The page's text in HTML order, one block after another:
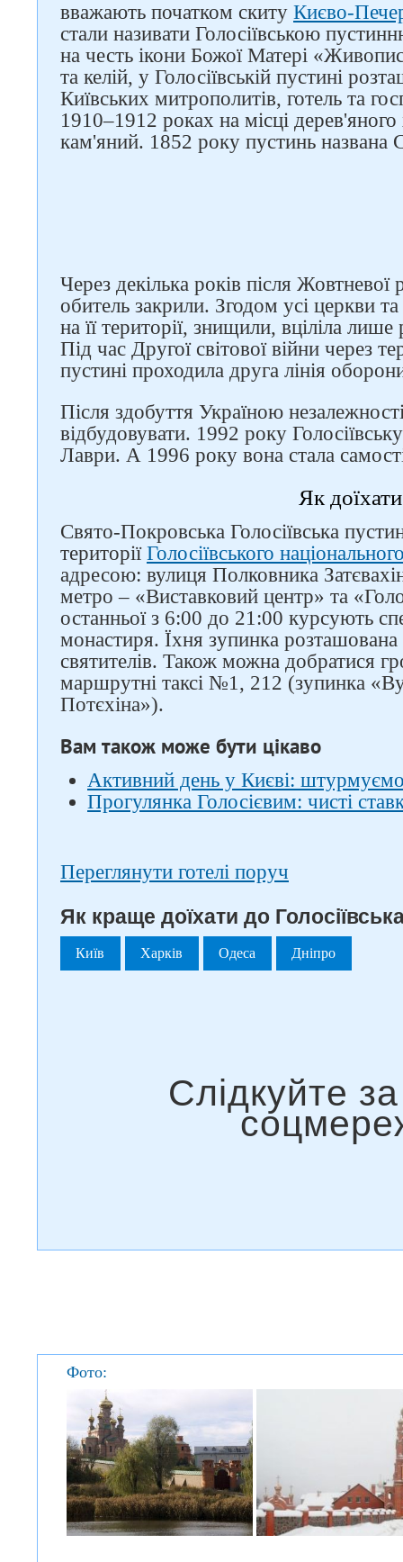
вважають початком скиту Києво-
стали називати Голосіївською
на честь ікони Божої Матері
та келій, у Голосіївській пустині
Київських митрополитів, готель та
1910–1912 роках на місці
кам'яний. 1852 року пустинь названа
Через декілька років після
обитель закрили. Згодом усі церкви
на її території, знищили, вціліла
Під час Другої світової війни через
пустині проходила друга лінія
Після здобуття Україною
відбудовувати. 1992 року
Лаври. А 1996 року вона стала
Як доїхати
Свято-Покровська Голосіївська
території Голосіївського
адресою: вулиця Полковника
метро – «Виставковий центр» та
останньої з 6:00 до 21:00 курсують
монастиря. Їхня зупинка
святителів. Також можна добратися
маршрутні таксі №1, 212 (зупинка
Потєхіна»).
Вам також може бути цікаво
Активний день у Києві:
Прогулянка Голосієвим: чисті
Переглянути готелі поруч
Як краще доїхати до
Київ Харків Одеса Дніпро
Фото: